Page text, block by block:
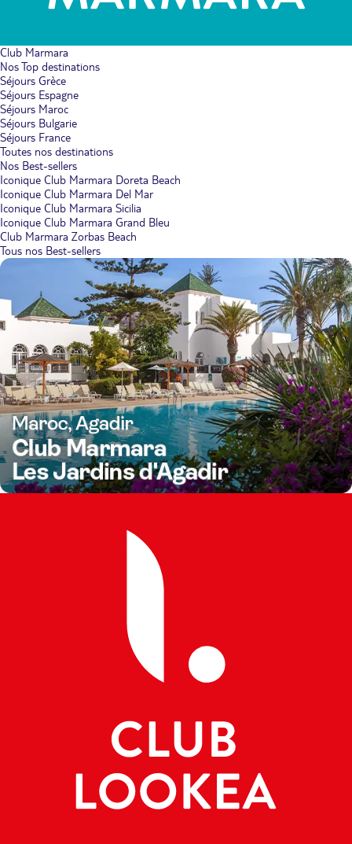
Club Marmara
Nos Top destinations
Séjours Grèce
Séjours Espagne
Séjours Maroc
Séjours Bulgarie
Séjours France
Toutes nos destinations
Nos Best-sellers
Iconique Club Marmara Doreta Beach
Iconique Club Marmara Del Mar
Iconique Club Marmara Sicilia
Iconique Club Marmara Grand Bleu
Club Marmara Zorbas Beach
Tous nos Best-sellers